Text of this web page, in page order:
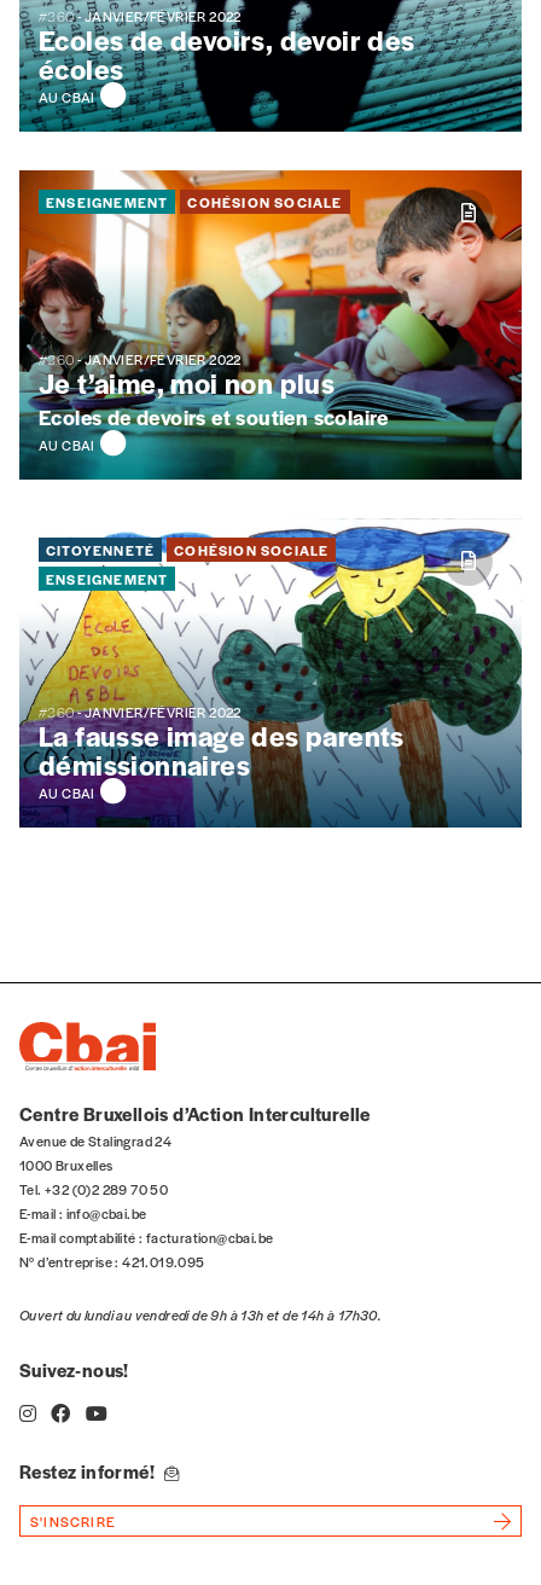
#360- JANVIER/FÉVRIER 2022
Ecoles de devoirs, devoir des
écoles
AU CBAI
ENSEIGNEMENT COHÉSION SOCIALE
#360- JANVIER/FÉVRIER 2022
Je t’aime, moi non plus
Ecoles de devoirs et soutien scolaire
AU CBAI
CITOYENNETÉ
COHÉSION SOCIALE
ENSEIGNEMENT
#360- JANVIER/FÉVRIER 2022
La fausse image des parents
démissionnaires
AU CBAI
Centre Bruxellois d’Action Interculturelle
Avenue de Stalingrad 24
1000 Bruxelles
Tel. +32 (0)2 289 70 50
E-mail : info@cbai.be
E-mail comptabilité : facturation@cbai.be
N° d’entreprise : 421.019.095
Ouvert du lundi au vendredi de 9h à 13h et de 14h à 17h30.
Suivez-nous!
Restez informé!
S'INSCRIRE